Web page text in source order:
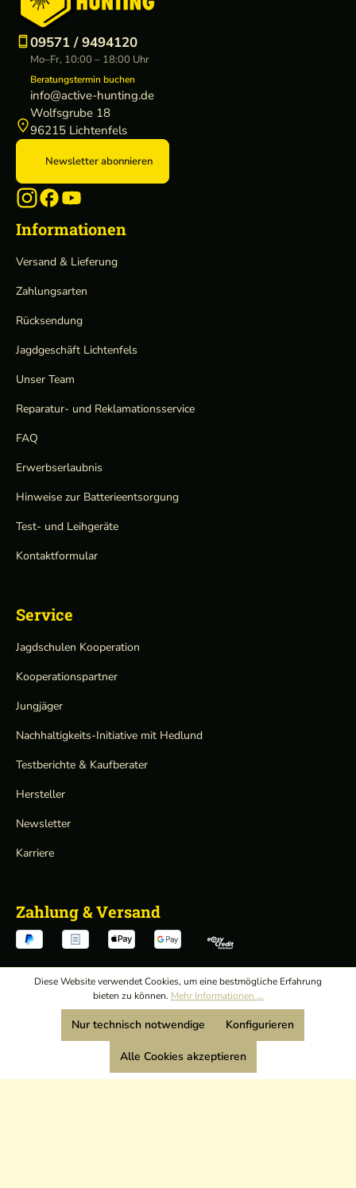
09571 / 9494120
Mo–Fr, 10:00 – 18:00 Uhr
Beratungstermin buchen
info@active-hunting.de
Wolfsgrube 18
96215 Lichtenfels
Newsletter abonnieren
Informationen
Versand & Lieferung
Zahlungsarten
Rücksendung
Jagdgeschäft Lichtenfels
Unser Team
Reparatur- und Reklamationsservice
FAQ
Erwerbserlaubnis
Hinweise zur Batterieentsorgung
Test- und Leihgeräte
Kontaktformular
Service
Jagdschulen Kooperation
Kooperationspartner
Jungjäger
Nachhaltigkeits-Initiative mit Hedlund
Testberichte & Kaufberater
Hersteller
Newsletter
Karriere
Zahlung & Versand
Verträge hier widerrufen
Widerrufsrecht/
Diese Website verwendet Cookies, um eine bestmögliche Erfahrung
bieten zu können. Mehr Informationen ...
Nur technisch notwendige Konfigurieren
Alle Cookies akzeptieren